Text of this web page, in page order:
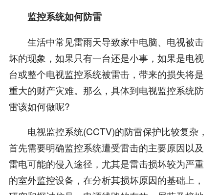
监控系统如何防雷
生活中常见雷雨天导致家中电脑、电视被击
坏的现象，如果只有一台还是小事，如果是电视
台或整个电视监控系统被雷击，带来的损失将是
重大的财产灾难。那么，具体到电视监控系统防
雷该如何做呢?
电视监控系统(CCTV)的防雷保护比较复杂，
首先需要明确监控系统遭受雷击的主要原因以及
雷电可能的侵入途径，尤其是雷击损坏较为严重
的室外监控设备，在分析其损坏原因的基础上，